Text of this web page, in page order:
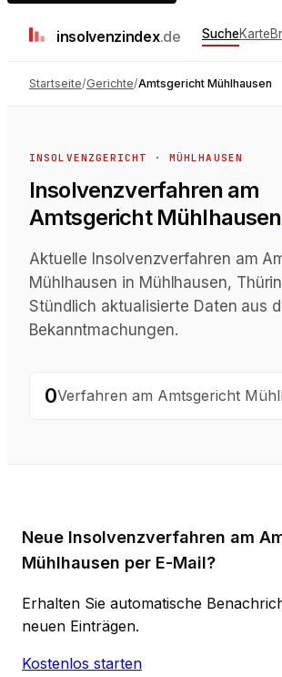
insolvenzindex.de SucheKarte
Startseite/Gerichte/Amtsgericht Mühlhausen
INSOLVENZGERICHT · MÜHLHAUSEN
Insolvenzverfahrenam
Amtsgericht Mühlhausen
Aktuelle Insolvenzverfahren am
Mühlhausen in Mühlhausen,
Stündlich aktualisierte Daten aus
Bekanntmachungen.
0Verfahren am Amtsgericht
Neue Insolvenzverfahren am
Mühlhausen per E-Mail?
Erhalten Sie automatische
neuen Einträgen.
Kostenlos starten